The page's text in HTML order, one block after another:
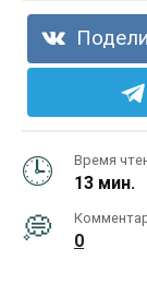
Время
13 мин.
0